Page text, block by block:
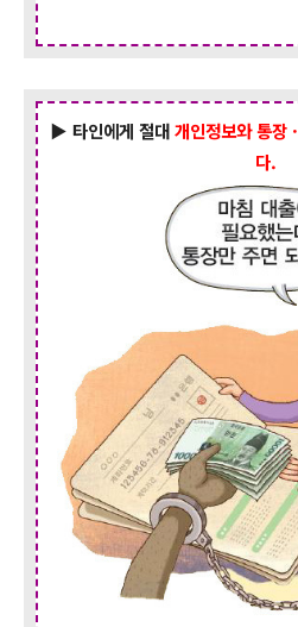
▶ 타인에게 절대개인정보와 통장
다.